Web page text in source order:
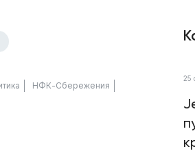
НФК-Сбережения
25